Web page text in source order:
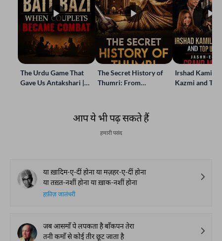
The Urdu Game That
Gave Us Antakshari |
The Secret History of
Thumri: From
Irshad Kamil,
Kazmi and
आप ये भी पढ़ सकते हैं
हमारी पसंद
या ख़ादिम-ए-दीं होना या मज़हर-ए-दीं होना
या तख़्त-नशीं होना या ख़ाक-नशीं होना
हफ़ीज़ जालंधरी
जब आसमाँ पे लपकता है बाँकपन तेरा
तनी कमाँ से कोई तीर छूट जाता है